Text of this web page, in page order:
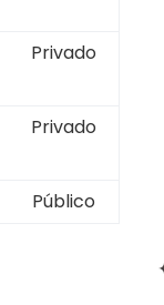
Privado
Privado
Público